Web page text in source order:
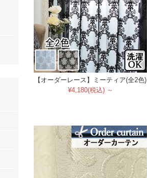
【オーダーレース】ミーティア(全2色)
¥4,180(税込) ～